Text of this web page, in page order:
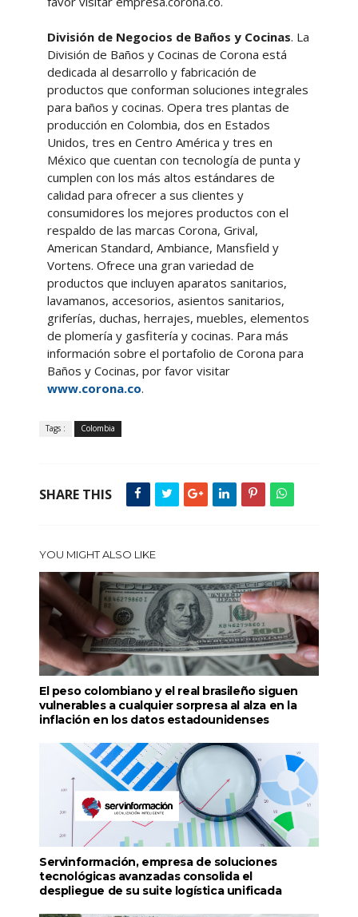
División de Negocios de Baños y Cocinas. La
División de Baños y Cocinas de Corona está
dedicada al desarrollo y fabricación de
productos que conforman soluciones integrales
para baños y cocinas. Opera tres plantas de
producción en Colombia, dos en Estados
Unidos, tres en Centro América y tres en
México que cuentan con tecnología de punta y
cumplen con los más altos estándares de
calidad para ofrecer a sus clientes y
consumidores los mejores productos con el
respaldo de las marcas Corona, Grival,
American Standard, Ambiance, Mansfield y
Vortens. Ofrece una gran variedad de
productos que incluyen aparatos sanitarios,
lavamanos, accesorios, asientos sanitarios,
griferías, duchas, herrajes, muebles, elementos
de plomería y gasfitería y cocinas. Para más
información sobre el portafolio de Corona para
Baños y Cocinas, por favor visitar
www.corona.co.
Tags : Colombia
SHARE THIS
YOU MIGHT ALSO LIKE
El peso colombiano y el real brasileño siguen
vulnerables a cualquier sorpresa al alza en la
inflación en los datos estadounidenses
Servinformación, empresa de soluciones
tecnológicas avanzadas consolida el
despliegue de su suite logística unificada